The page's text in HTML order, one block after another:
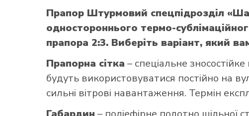
Прапор Штурмовий спецпідрозділ
одностороннього термо-
прапора 2:3. Виберіть варіант, який
Прапорна сітка – спеціальне
будуть використовуватися постійно на
сильні вітрові навантаження. Термін